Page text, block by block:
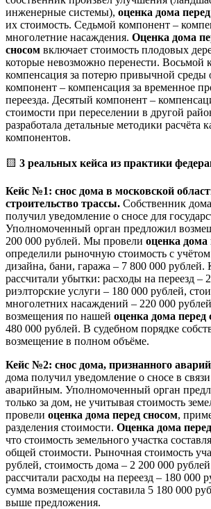
инженерные системы), оценка дома
их стоимость. Седьмой компонент –
многолетние насаждения. Оценка дома
сносом включает стоимость плодовых
которые невозможно перенести. Восьмой
компенсация за потерю привычной среды
компонент – компенсация за временное
переезда. Десятый компонент –
стоимости при переселении в другой
разработала детальные методики расчёта
компонентов.
🟨 3 реальных кейса из практики
Кейс №1: снос дома в московской
строительство трассы. Собственник
получил уведомление о сносе для
Уполномоченный орган предложил
200 000 рублей. Мы провели оценка дома
определили рыночную стоимость с
дизайна, бани, гаража – 7 800 000
рассчитали убытки: расходы на переезд –
риэлторские услуги – 180 000 рублей,
многолетних насаждений – 220 000
возмещения по нашей оценка дома перед
480 000 рублей. В судебном порядке
возмещение в полном объёме.
Кейс №2: снос дома, признанного
дома получил уведомление о сносе в
аварийным. Уполномоченный орган
только за дом, не учитывая стоимость
провели оценка дома перед сносом,
разделения стоимости. Оценка дома
что стоимость земельного участка
общей стоимости. Рыночная стоимость
рублей, стоимость дома – 2 200 000
рассчитали расходы на переезд – 180 000
сумма возмещения составила 5 180 000
выше предложения.